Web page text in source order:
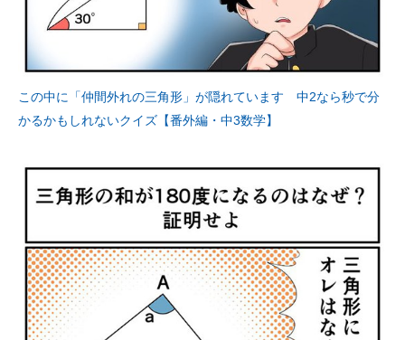
この中に「仲間外れの三角形」が隠れています 中2なら秒で分
かるかもしれないクイズ【番外編・中3数学】